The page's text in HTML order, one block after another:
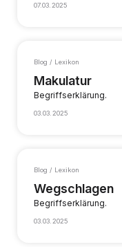
07.03.2025
Blog / Lexikon
Makulatur
Begriffserklärung.
03.03.2025
Blog / Lexikon
Wegschlagen
Begriffserklärung.
03.03.2025